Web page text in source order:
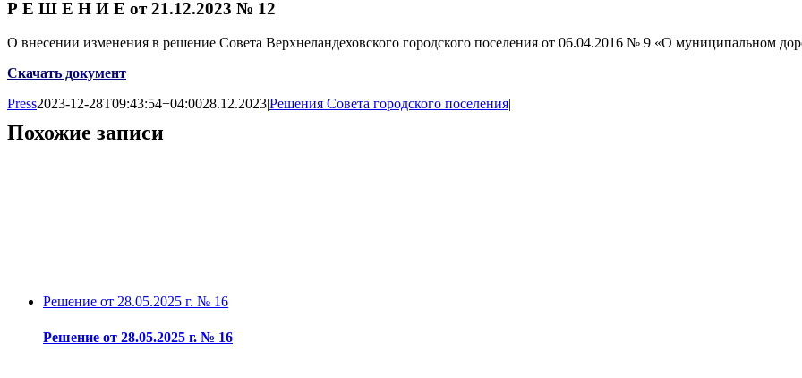
Р Е Ш Е Н И Е от 21.12.2023 № 12
О внесении изменения в решение Совета Верхнеландеховского городского поселения от 06.04.2016 № 9 «О муниципальном
Скачать документ
Press2023-12-28T09:43:54+04:0028.12.2023|Решения Совета городского поселения|
Похожие записи
Решение от 28.05.2025 г. № 16
Решение от 28.05.2025 г. № 16